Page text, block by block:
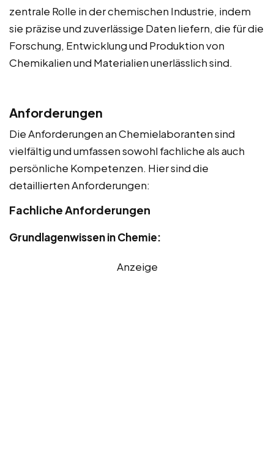
zentrale Rolle in der chemischen Industrie, indem
sie präzise und zuverlässige Daten liefern, die für die
Forschung, Entwicklung und Produktion von
Chemikalien und Materialien unerlässlich sind.
Anforderungen
Die Anforderungen an Chemielaboranten sind
vielfältig und umfassen sowohl fachliche als auch
persönliche Kompetenzen. Hier sind die
detaillierten Anforderungen:
Fachliche Anforderungen
Grundlagenwissen in Chemie:
Anzeige